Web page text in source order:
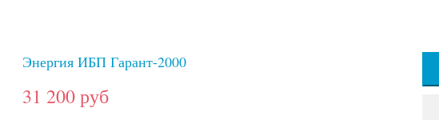
Энергия ИБП Гарант-2000
31 200 руб